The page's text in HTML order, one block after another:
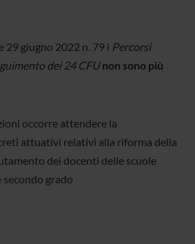
29 giugno 2022 n. 79 i Percorsi
dei 24 CFU non sono più
occorre attendere la
attuativi relativi alla riforma della
dei docenti delle scuole
grado